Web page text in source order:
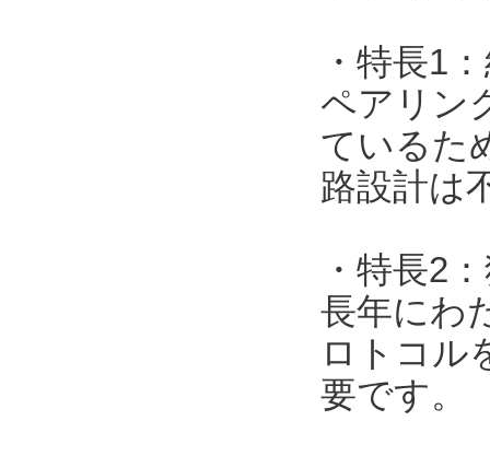
・特長1
ペアリン
ているた
路設計は
・特長2
長年にわ
ロトコル
要です。